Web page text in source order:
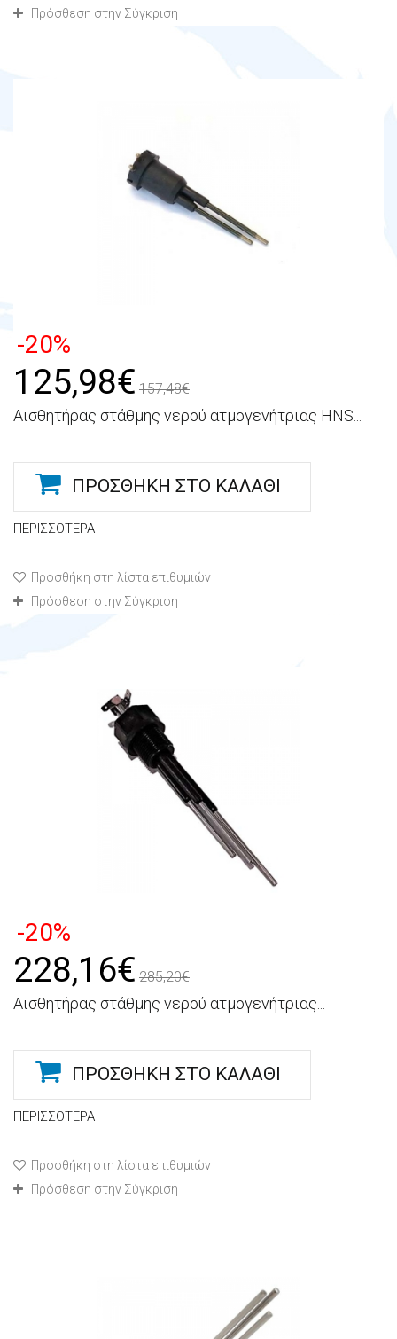
Πρόσθεση στην Σύγκριση
-20%
125,98€ 157,48€
Αισθητήρας στάθμης νερού ατμογενήτριας HNS...
ΠΡΟΣΘΉΚΗ ΣΤΟ ΚΑΛΆΘΙ
ΠΕΡΙΣΣΌΤΕΡΑ
Προσθήκη στη λίστα επιθυμιών
Πρόσθεση στην Σύγκριση
-20%
228,16€ 285,20€
Αισθητήρας στάθμης νερού ατμογενήτριας...
ΠΡΟΣΘΉΚΗ ΣΤΟ ΚΑΛΆΘΙ
ΠΕΡΙΣΣΌΤΕΡΑ
Προσθήκη στη λίστα επιθυμιών
Πρόσθεση στην Σύγκριση